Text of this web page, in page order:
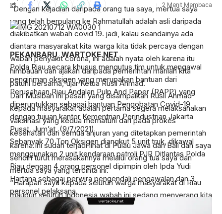
“Dengan kejadian daripada orang tua saya, mertua saya
yang telah berpulang ke Rahmatullah adalah asli daripada
diakibatkan wabah covid 19. jadi, kalau seandainya ada
diantara masyarakat kita warga kita tidak percaya dengan
wabah penyakit corona, ini adalah nyata oleh karena itu
himbauan dan ajakan daripada pemerintah marilah kita
patuhi bersama,”ujar Ketua Rusli Ahmad.
Dari Musibah ini pesan yang disampaikan Rusli Ahmad
kepada masyarakat adalah pertama segera melaksanakan
vaksinasi yang kedua mematuhi dari pada prokes
kesehatan dari semua anjuran yang ditetapkan pemerintah
karena.Ini sudah terjadi lihat di Pulau Jawa dan Bali dan saya
sendiri turut merasakannya melalui orang tua saya dan
mertua saya yang tercinta ini.
“Harapan saya kepada seluruh warga masyarakat di Riau
maupun seluruh Indonesia wabah ini sedang menyerang kita
oleh karena itu jangan abaikan arahan imbauan ajakan
2 Menit Membaca
PEKANBARU, WARTOKE.NET
Polda Riau secara khusus mengutus tim untuk mengawal
pengiriman oksigen yang merupakan bantuan dari
Perusahaan Riau Andalan Pulp And Paper (RAPP) yang
diperuntukkan sebagai bantuan Pengobatan Covid-19
dengan tujuan kantor Kementrian Perindustrian Jakarta
Pusat. Jum’at, (9/7/2021)
Sebanyak 70 Ton Oksigen diangkut 5 unit truk, dikawal
menggunakan 2 unit kendaraan patroli PJR Ditlantas Polda
Riau dengan 4 orang personel dipimpin oleh Ipda Yudi
Hartana sebagai perwira pengendali pengawalan dan 3
personel pelaksana.